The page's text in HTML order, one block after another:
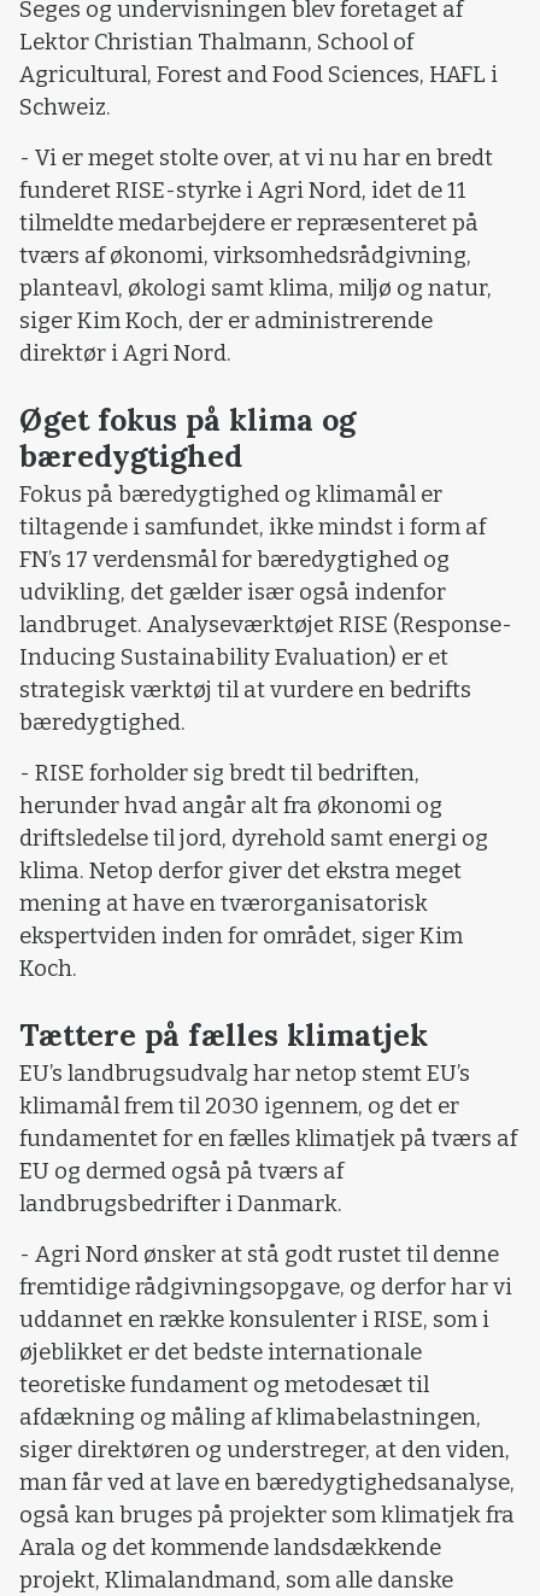
Seges og undervisningen blev foretaget af
Lektor Christian Thalmann, School of
Agricultural, Forest and Food Sciences, HAFL i
Schweiz.
- Vi er meget stolte over, at vi nu har en bredt
funderet RISE-styrke i Agri Nord, idet de 11
tilmeldte medarbejdere er repræsenteret på
tværs af økonomi, virksomhedsrådgivning,
planteavl, økologi samt klima, miljø og natur,
siger Kim Koch, der er administrerende
direktør i Agri Nord.
Øget fokus på klima og
bæredygtighed
Fokus på bæredygtighed og klimamål er
tiltagende i samfundet, ikke mindst i form af
FN’s 17 verdensmål for bæredygtighed og
udvikling, det gælder især også indenfor
landbruget. Analyseværktøjet RISE (Response-
Inducing Sustainability Evaluation) er et
strategisk værktøj til at vurdere en bedrifts
bæredygtighed.
- RISE forholder sig bredt til bedriften,
herunder hvad angår alt fra økonomi og
driftsledelse til jord, dyrehold samt energi og
klima. Netop derfor giver det ekstra meget
mening at have en tværorganisatorisk
ekspertviden inden for området, siger Kim
Koch.
Tættere på fælles klimatjek
EU’s landbrugsudvalg har netop stemt EU’s
klimamål frem til 2030 igennem, og det er
fundamentet for en fælles klimatjek på tværs af
EU og dermed også på tværs af
landbrugsbedrifter i Danmark.
- Agri Nord ønsker at stå godt rustet til denne
fremtidige rådgivningsopgave, og derfor har vi
uddannet en række konsulenter i RISE, som i
øjeblikket er det bedste internationale
teoretiske fundament og metodesæt til
afdækning og måling af klimabelastningen,
siger direktøren og understreger, at den viden,
man får ved at lave en bæredygtighedsanalyse,
også kan bruges på projekter som klimatjek fra
Arala og det kommende landsdækkende
projekt, Klimalandmand, som alle danske